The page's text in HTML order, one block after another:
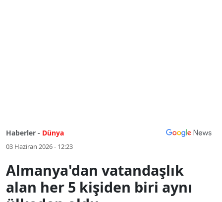
Haberler - Dünya
03 Haziran 2026 - 12:23
Almanya'dan vatandaşlık
alan her 5 kişiden biri aynı